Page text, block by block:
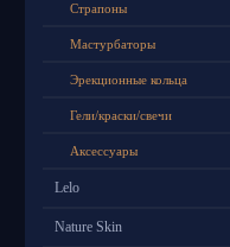
Страпоны
Мастурбаторы
Эрекционные кольца
Гели/краски/свечи
Аксессуары
Lelo
Nature Skin